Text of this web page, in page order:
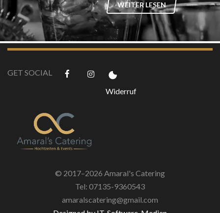
css style
WEITER LESEN
GET SOCIAL
Widerruf
© 2017–2026 Amaral's Catering
Tel: 07135-9360543
amaralscatering@gmail.com